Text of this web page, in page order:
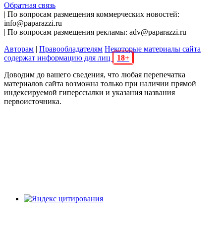
Обратная связь
| По вопросам размещения коммерческих новостей:
info@paparazzi.ru
| По вопросам размещения рекламы: adv@paparazzi.ru
Авторам | Правообладателям Некоторые материалы сайта
содержат информацию для лиц
18+
Доводим до вашего сведения, что любая перепечатка
материалов сайта возможна только при наличии прямой
индексируемой гиперссылки и указания названия
первоисточника.